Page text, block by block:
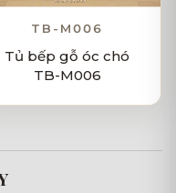
TB-M006
Tủ bếp gỗ óc chó
TB-M006